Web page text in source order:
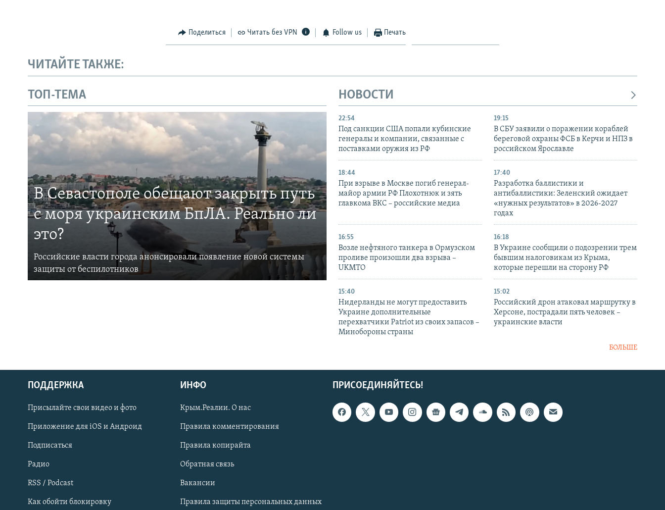
Українською
Qırımtatar
ПРИСОЕДИНЯЙТЕСЬ!
Поделиться Читать без VPN Follow us Печать
ЧИТАЙТЕ ТАКЖЕ:
ТОП-ТЕМА
В Севастополе обещают закрыть путь
с моря украинским БпЛА. Реально ли
это?
Российские власти города анонсировали появление новой системы
защиты от беспилотников
НОВОСТИ
22:54
Под санкции США попали кубинские
генералы и компании, связанные с
поставками оружия из РФ
19:15
В СБУ заявили о поражении кораблей
береговой охраны ФСБ в Керчи и НПЗ в
российском Ярославле
18:44
При взрыве в Москве погиб генерал-
майор армии РФ Плохотнюк и зять
главкома ВКС – российские медиа
17:40
Разработка баллистики и
антибаллистики: Зеленский ожидает
«нужных результатов» в 2026-2027
годах
16:55
Возле нефтяного танкера в Ормузском
проливе произошли два взрыва –
UKMTO
16:18
В Украине сообщили о подозрении трем
бывшим налоговикам из Крыма,
которые перешли на сторону РФ
15:40
Нидерланды не могут предоставить
Украине дополнительные
перехватчики Patriot из своих запасов –
Минобороны страны
15:02
Российский дрон атаковал маршрутку в
Херсоне, пострадали пять человек –
украинские власти
БОЛЬШЕ
ПРИСОЕДИНЯЙТЕСЬ!
ПОДДЕРЖКА
Присылайте свои видео и фото
Приложение для iOS и Андроид
Подписаться
Радио
RSS / Podcast
Как обойти блокировку
ИНФО
Крым.Реалии. О нас
Правила комментирования
Правила копирайта
Обратная связь
Вакансии
Правила защиты персональных данных